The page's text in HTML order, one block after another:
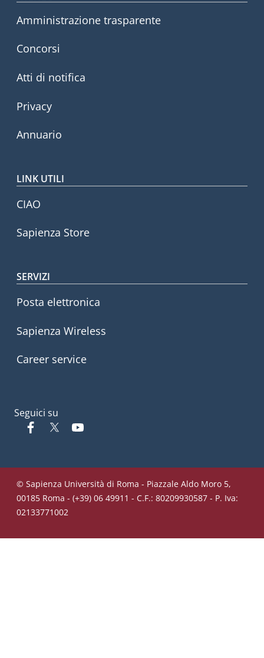
Amministrazione trasparente
Concorsi
Atti di notifica
Privacy
Annuario
LINK UTILI
CIAO
Sapienza Store
SERVIZI
Posta elettronica
Sapienza Wireless
Career service
Seguici su
Facebook
Twitter
© Sapienza Università di Roma - Piazzale Aldo Moro 5,
00185 Roma - (+39) 06 49911 - C.F.: 80209930587 - P. Iva:
02133771002